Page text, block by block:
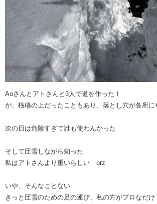
Aoさんとアトさんと3人で道を作った！
が、桟橋の上だったこともあり、落とし穴が各所
次の日は危険すぎて誰も使わんかった
そして圧雪しながら知った
私はアトさんより重いらしい orz
いや、そんなことない
きっと圧雪のための足の運び、私の方がプロなだけ